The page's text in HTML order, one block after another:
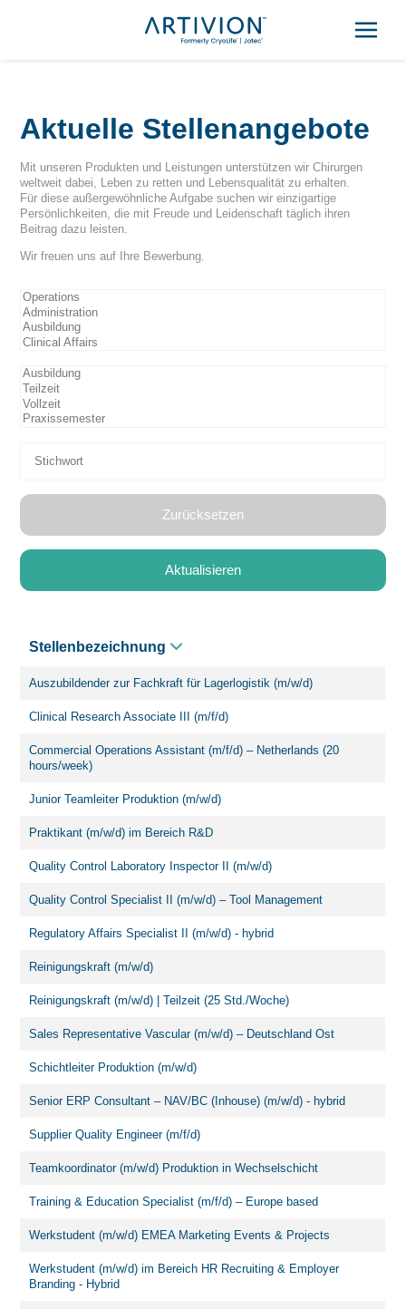
Menü
überspringen
Aktuelle Stellenangebote
Mit unseren Produkten und Leistungen unterstützen wir Chirurgen
weltweit dabei, Leben zu retten und Lebensqualität zu erhalten.
Für diese außergewöhnliche Aufgabe suchen wir einzigartige
Persönlichkeiten, die mit Freude und Leidenschaft täglich ihren
Beitrag dazu leisten.
Wir freuen uns auf Ihre Bewerbung.
Zurücksetzen
Aktualisieren
Stellenbezeichnung
Auszubildender zur Fachkraft für Lagerlogistik (m/w/d)
Clinical Research Associate III (m/f/d)
Commercial Operations Assistant (m/f/d) – Netherlands (20
hours/week)
Junior Teamleiter Produktion (m/w/d)
Praktikant (m/w/d) im Bereich R&D
Quality Control Laboratory Inspector II (m/w/d)
Quality Control Specialist II (m/w/d) – Tool Management
Regulatory Affairs Specialist II (m/w/d) - hybrid
Reinigungskraft (m/w/d)
Reinigungskraft (m/w/d) | Teilzeit (25 Std./Woche)
Sales Representative Vascular (m/w/d) – Deutschland Ost
Schichtleiter Produktion (m/w/d)
Senior ERP Consultant – NAV/BC (Inhouse) (m/w/d) - hybrid
Supplier Quality Engineer (m/f/d)
Teamkoordinator (m/w/d) Produktion in Wechselschicht
Training & Education Specialist (m/f/d) – Europe based
Werkstudent (m/w/d) EMEA Marketing Events & Projects
Werkstudent (m/w/d) im Bereich HR Recruiting & Employer
Branding - Hybrid